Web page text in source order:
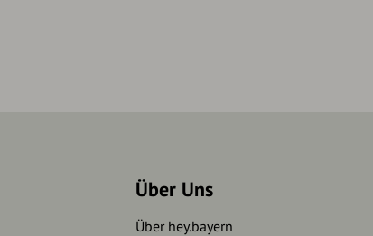
Über Uns
Über hey.bayern